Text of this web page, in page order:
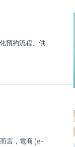
預約流程、供
言，電商 (e-